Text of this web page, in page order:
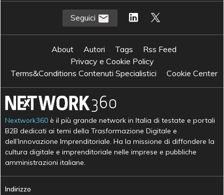
Seguici
About Autori Tags
Rss Feed
Privacy e Cookie Policy
Terms&Conditions Contenuti Specialistici
Cookie Center
Nextwork360 è il più grande network in Italia di testate e portali
B2B dedicati ai temi della Trasformazione Digitale e
dell’Innovazione Imprenditoriale. Ha la missione di diffondere la
cultura digitale e imprenditoriale nelle imprese e pubbliche
amministrazioni italiane.
Indirizzo